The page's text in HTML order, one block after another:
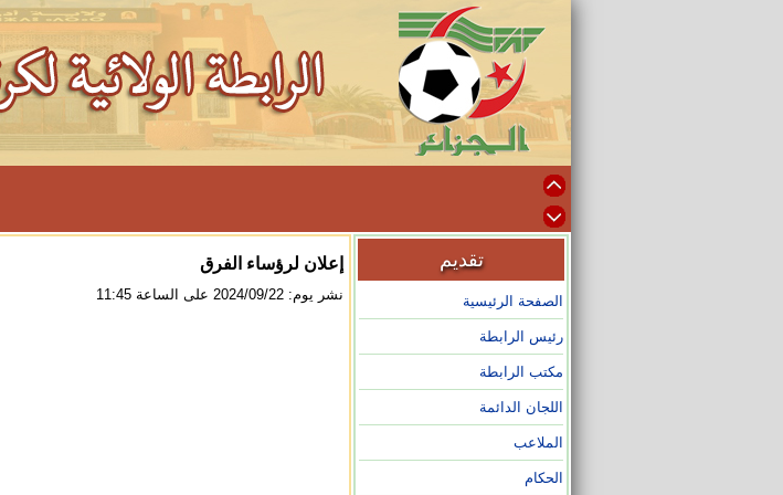
تقديم
الصفحة الرئيسية
رئيس الرابطة
مكتب الرابطة
اللجان الدائمة
الملاعب
الحكام
إعلان لرؤساء الفرق
نشر يوم: 2024/09/22 على الساعة 11:45